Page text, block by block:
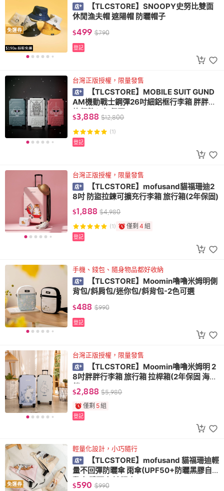
免運券
【TLCSTORE】SNOOPY史努比雙面
休閒漁夫帽 遮陽帽 防曬帽子
$499 $790
登記
台灣正版授權，限量發售
【TLCSTORE】MOBILE SUIT GUND
AM機動戰士鋼彈26吋細鋁框行李箱 胖胖箱
旅行箱(2年保固)
$3,888 $12,800
(1)
登記
台灣正版授權，限量發售
【TLCSTORE】mofusand貓福珊迪2
8吋 防盜拉鍊可擴充行李箱 旅行箱(2年保固)
$1,888 $4,980
(1) 僅剩 4 組
登記
手機、錢包、隨身物品都好收納
【TLCSTORE】Moomin嚕嚕米姆明側
背包/斜肩包/迷你包/斜背包-2色可選
$488 $990
登記
台灣正版授權，限量發售
【TLCSTORE】Moomin嚕嚕米姆明 2
8吋胖胖行李箱 旅行箱 拉桿箱(2年保固 海關
鎖)
$2,888 $5,980
僅剩 5組
登記
免運券
輕量化設計，小巧隨行
【TLCSTORE】mofusand 貓福珊迪輕
量不回彈防曬傘 雨傘(UPF50+防曬黑膠自
動傘 晴雨傘 遮陽傘)
$590 $990